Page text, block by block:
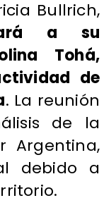
Bullrich,
a su
Tohá,
de
. La reunión
de la
Argentina,
debido a